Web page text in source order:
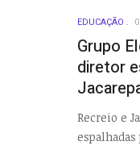
EDUCAÇÃO
Grupo
diretor
Recreio e
espalhadas